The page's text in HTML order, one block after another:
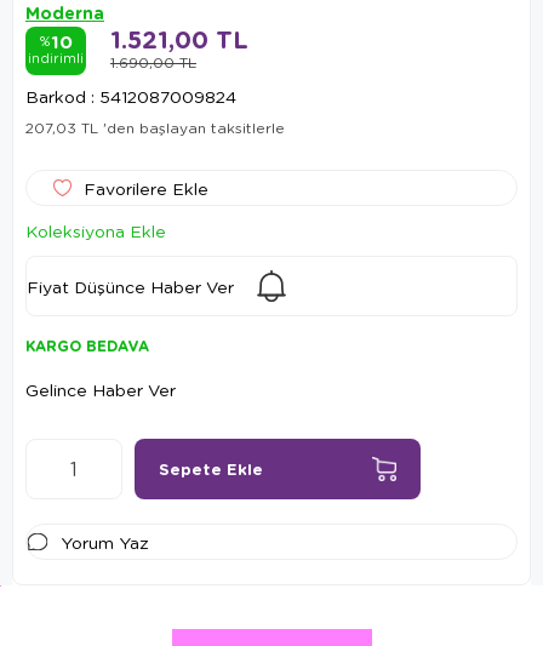
Moderna
%10
indirimli 1.690,00 TL
1.521,00 TL
Barkod : 5412087009824
207,03 TL 'den başlayan taksitlerle
Favorilere Ekle
Koleksiyona Ekle
Fiyat Düşünce Haber Ver
KARGO BEDAVA
Gelince Haber Ver
Yorum Yaz